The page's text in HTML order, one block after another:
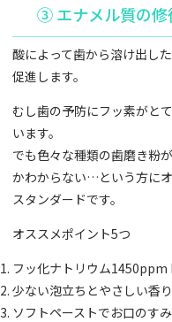
③ エナメル質の修
酸によって歯から溶け出し
促進します。
むし歯の予防にフッ素がと
います。
でも色々な種類の歯磨き粉
かわからない…という方に
スタンダードです。
オススメポイント5つ
フッ化ナトリウム
少ない泡立ちとやさしい香
ソフトペーストでお口のす